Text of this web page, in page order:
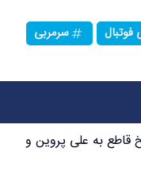
فوتبال سرمربی
سال قبل: پاسخ قاطع به علی پروین و